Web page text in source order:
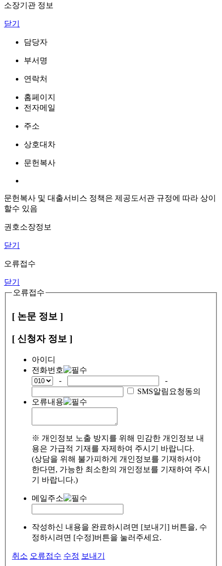
소장기관 정보
닫기
담당자
부서명
연락처
홈페이지
전자메일
주소
상호대차
문헌복사
문헌복사 및 대출서비스 정책은 제공도서관 규정에 따라 상이
할수 있음
권호소장정보
닫기
오류접수
닫기
오류접수
[ 논문 정보 ]
[ 신청자 정보 ]
아이디
전화번호
-
-
SMS알림요청동의
오류내용
※ 개인정보 노출 방지를 위해 민감한 개인정보 내
용은 가급적 기재를 자제하여 주시기 바랍니다.
(상담을 위해 불가피하게 개인정보를 기재하셔야
한다면, 가능한 최소한의 개인정보를 기재하여 주시
기 바랍니다.)
메일주소
작성하신 내용을 완료하시려면 [보내기] 버튼을, 수
정하시려면 [수정]버튼을 눌러주세요.
취소 오류접수 수정 보내기